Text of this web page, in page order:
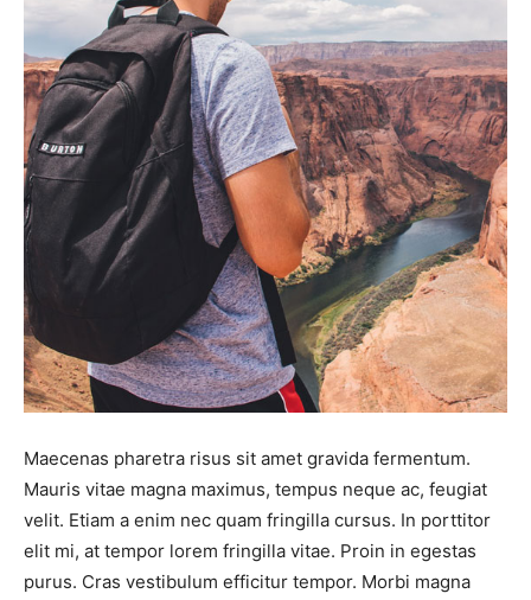
Maecenas pharetra risus sit amet gravida fermentum.
Mauris vitae magna maximus, tempus neque ac, feugiat
velit. Etiam a enim nec quam fringilla cursus. In porttitor
elit mi, at tempor lorem fringilla vitae. Proin in egestas
purus. Cras vestibulum efficitur tempor. Morbi magna